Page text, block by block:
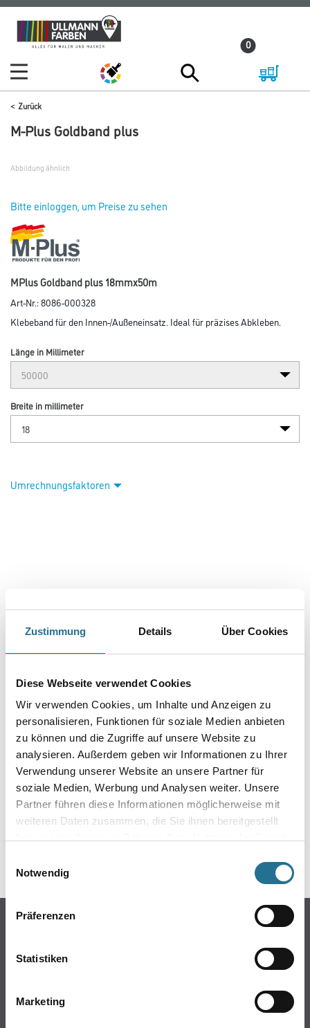
Zustimmung Details Über Cookies
Diese Webseite verwendet Cookies
Wir verwenden Cookies, um Inhalte und Anzeigen zu
personalisieren, Funktionen für soziale Medien anbieten
zu können und die Zugriffe auf unsere Website zu
analysieren. Außerdem geben wir Informationen zu Ihrer
Verwendung unserer Website an unsere Partner für
soziale Medien, Werbung und Analysen weiter. Unsere
Partner führen diese Informationen möglicherweise mit
weiteren Daten zusammen, die Sie ihnen bereitgestellt
Notwendig
Präferenzen
Statistiken
Marketing
Zum
Inhalt
Zum
Navigationsmenü
0
Zurück
M-Plus Goldband plus
Abbildung ähnlich
Bitte einloggen, um Preise zu sehen
MPlus Goldband plus 18mmx50m
Art-Nr.:8086-000328
Klebeband für den Innen-/Außeneinsatz. Ideal für präzises Abkleben.
Länge in Millimeter
Breite in millimeter
Umrechnungsfaktoren
PRODUKTEIGENSCHAFTEN
Produkteigenschaft
- Präzises Abkleben
- Kompatibel für wasserlösliche Farben
- 3 Monate UV-beständig
ZUSATZINFOS
GEFAHRENHINWEISE
Online-Shop
WDV-Systeme
Putze- und Spachtelmassen